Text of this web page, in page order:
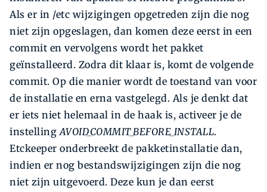
Als er in /etc wijzigingen opgetreden zijn die nog
niet zijn opgeslagen, dan komen deze eerst in een
commit en vervolgens wordt het pakket
geïnstalleerd. Zodra dit klaar is, komt de volgende
commit. Op die manier wordt de toestand van voor
de installatie en erna vastgelegd. Als je denkt dat
er iets niet helemaal in de haak is, activeer je de
instellingAVOID_COMMIT_BEFORE_INSTALL.
Etckeeper onderbreekt de pakketinstallatie dan,
indien er nog bestandswijzigingen zijn die nog
niet zijn uitgevoerd. Deze kun je dan eerst